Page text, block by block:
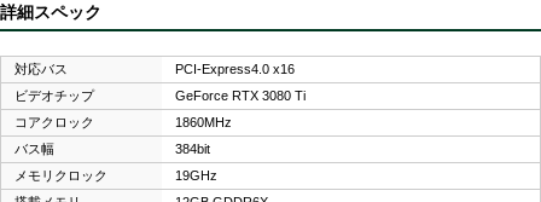
詳細スペック
対応バス
PCI-Express4.0 x16
ビデオチップ
GeForce RTX 3080 Ti
コアクロック
1860MHz
バス幅
384bit
メモリクロック
19GHz